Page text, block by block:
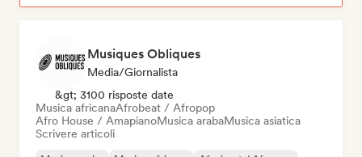
Musiques Obliques
Media/Giornalista
&gt; 3100 risposte date
Musica africanaAfrobeat / Afropop
Afro House / AmapianoMusica arabaMusica asiatica
Scrivere articoli